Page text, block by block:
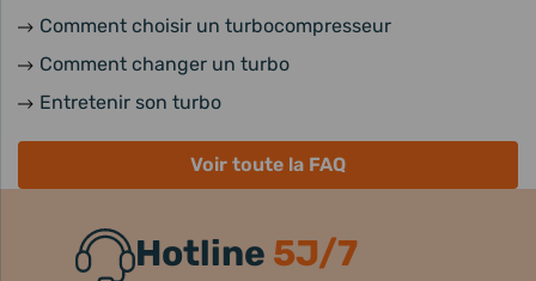
Comment choisir un turbocompresseur
Comment changer un turbo
Entretenir son turbo
Voir toute la FAQ
Hotline 5J/7